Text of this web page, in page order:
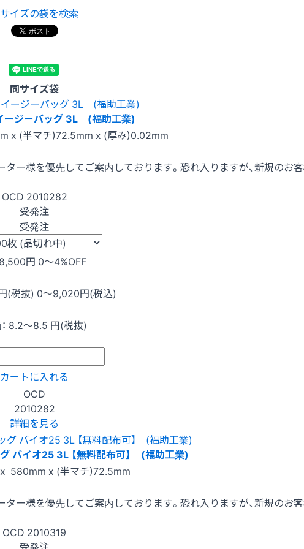
イズの袋を検索
同サイズ袋
ージーバッグ 3L (福助工業)
x (半マチ)72.5mm x (厚み)0.02mm
ー様を優先してご案内しております。恐れ入りますが、新規の
OCD 2010282
受発注
受発注
円 0〜4%OFF
(税抜) 0〜9,020円(税込)
8.2〜8.5 円(税抜)
カートに入れる
OCD
2010282
詳細を見る
バイオ25 3L 【無料配布可】 (福助工業)
x 580mm x (半マチ)72.5mm
ー様を優先してご案内しております。恐れ入りますが、新規の
OCD 2010319